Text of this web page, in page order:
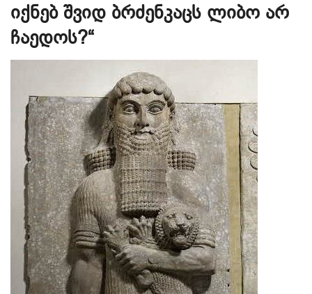
იქნებ შვიდ ბრძენკაცს ლიბო არ
ჩაედოს?“